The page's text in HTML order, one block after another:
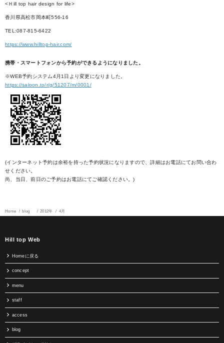
<Ｈill top hair design for life>
香川県高松市岡本町556-16
TEL:087-815-6422
https://www.hilltop-hair.com/
携帯・スマートフォンから予約ができるようになりました。
※WEB予約システム4月1日より変更になりました。
https://saloon.to/r/g/51207/m/0001/
(インターネット予約は余裕を持った予約状況になりますので、詳細はお電話にてお問い合わ
せください。
尚、当日、前日のご予約はお電話にてご確認ください。)
Home blog 2012年 4月
Hill top Web
Homeに戻る
concept
menu
staff
access
blog